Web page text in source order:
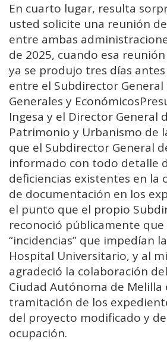
En cuarto lugar, resulta
usted solicite una reunión
entre ambas
de 2025, cuando esa
ya se produjo tres días
entre el Subdirector General
Generales y
Ingesa y el Director General
Patrimonio y Urbanismo de
que el Subdirector General
informado con todo detalle
deficiencias existentes en la
de documentación en los
el punto que el propio
reconoció públicamente
“incidencias” que impedían
Hospital Universitario, y al
agradeció la colaboración
Ciudad Autónoma de Melilla
tramitación de los
del proyecto modificado y
ocupación.